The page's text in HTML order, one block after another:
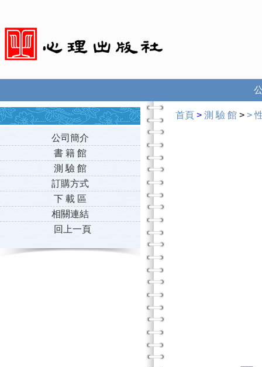
公司簡介
書 籍 館
測 驗 館
訂購方式
下 載 區
相關連結
回上一頁
首頁 > 測 驗 館 > >